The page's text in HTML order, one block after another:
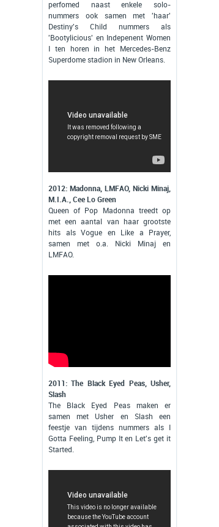
perfomed naast enkele solo-
nummers ook samen met 'haar'
Destiny's Child nummers als
'Bootylicious' en Indepenent Women
I ten horen in het Mercedes-Benz
Superdome stadion in New Orleans.
2012: Madonna, LMFAO, Nicki Minaj,
M.I.A., Cee Lo Green
Queen of Pop Madonna treedt op
met een aantal van haar grootste
hits als Vogue en Like a Prayer,
samen met o.a. Nicki Minaj en
LMFAO.
2011: The Black Eyed Peas, Usher,
Slash
The Black Eyed Peas maken er
samen met Usher en Slash een
feestje van tijdens nummers als I
Gotta Feeling, Pump It en Let's get it
Started.